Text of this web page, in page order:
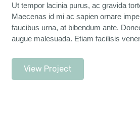
Ut tempor lacinia purus, ac gravida
Maecenas id mi ac sapien ornare
faucibus urna, at bibendum ante.
augue malesuada. Etiam facilisis
View Project